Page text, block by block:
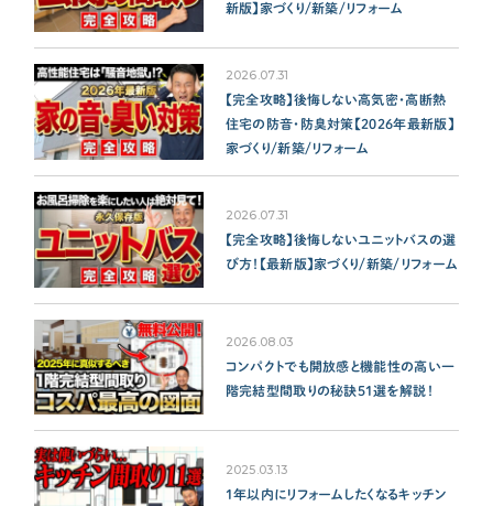
新版】家づくり/新築/リフォーム
2026.07.31
【完全攻略】後悔しない高気密・高断熱
住宅の防音・防臭対策【2026年最新版】
家づくり/新築/リフォーム
2026.07.31
【完全攻略】後悔しないユニットバスの選
び方！【最新版】家づくり/新築/リフォーム
2026.08.03
コンパクトでも開放感と機能性の高い一
階完結型間取りの秘訣51選を解説！
2025.03.13
1年以内にリフォームしたくなるキッチン